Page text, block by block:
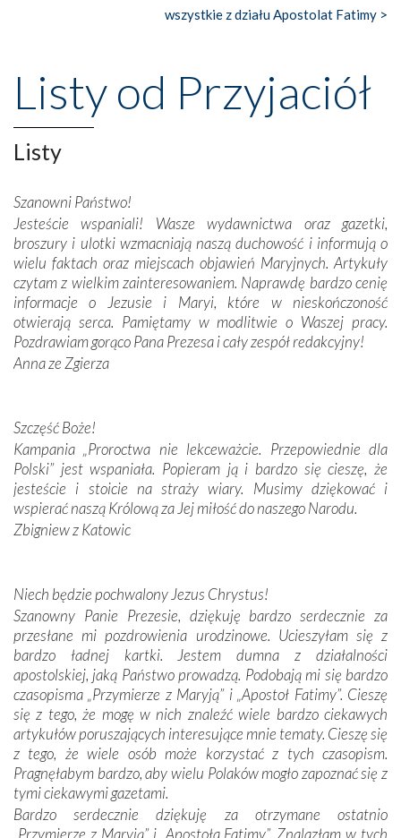
przeniosły nas do czasów, gdy świątynie bez wątpienia
wznoszono na chwałę Bożą, na przykład – w podzięce za
Opatrznościową pomoc w wygranej bitwie o
niepodległość kraju. Zachwyt budziła potężna, a zarazem
misterna architektura tych monumentalnych dzieł,
połączenie talentów z wytrwałością i pracowitością
budowniczych.
Podążyliśmy też śladami fatimskich wizjonerów – Łucji
dos Santos oraz świętych Hiacynty i Franciszka Marto.
Modliliśmy się przy ich grobach. Odprawiliśmy Drogę
Krzyżową w ich rodzinnych stronach, odwiedziliśmy
domy, w których żyli.
Darczyńców w ramach akcji „Twoje światło w Fatimie”.
Podczas tej kilkudniowej wyprawy na każdym kroku
spotykaliśmy się z serdeczną otwartością
Portugalczyków. Podziwialiśmy ich ludową sztukę i
zwyczaje. Mimo że nasze kraje są od siebie bardzo
oddalone, w żaden sposób nie czuliśmy się obco.
wspólnej wierze. Podczas wyjazdów do historycznych
miejsc, które znalazły się na trasie naszej pielgrzymki,
mieliśmy okazję przekonać się, że Maryja swoją opieką
otacza nie tylko nasz naród, lecz wszystkie nacje, które
się Jej ufnie oddają, a także każdą osobę, która zawierza
Jej siebie oraz swych bliskich.
Dzieje Portugalii to również historia wierności Bogu i
odstępstw, także w życiu władców. Trudne momenty w
wymiarze tak osobistym, jak i zbiorowym, przypominają o
konieczności ciągłego zabiegania o własną duszę i o łaskę
Opatrzności. Wierność przynosi pomyślność –
przynajmniej w życiu duchowym. Odstępstwo owocuje
wszystkie z działu Apostolat Fatimy >
Listy od Przyjaciół
Listy
Szanowni Państwo!
Jesteście wspaniali! Wasze wydawnictwa oraz gazetki,
broszury i ulotki wzmacniają naszą duchowość i informują o
wielu faktach oraz miejscach objawień Maryjnych. Artykuły
czytam z wielkim zainteresowaniem. Naprawdę bardzo cenię
informacje o Jezusie i Maryi, które w nieskończoność
otwierają serca. Pamiętamy w modlitwie o Waszej pracy.
Pozdrawiam gorąco Pana Prezesa i cały zespół redakcyjny!
Anna ze Zgierza
Szczęść Boże!
Kampania „Proroctwa nie lekceważcie. Przepowiednie dla
Polski” jest wspaniała. Popieram ją i bardzo się cieszę, że
jesteście i stoicie na straży wiary. Musimy dziękować i
wspierać naszą Królową za Jej miłość do naszego Narodu.
Zbigniew z Katowic
Niech będzie pochwalony Jezus Chrystus!
Szanowny Panie Prezesie, dziękuję bardzo serdecznie za
przesłane mi pozdrowienia urodzinowe. Ucieszyłam się z
bardzo ładnej kartki. Jestem dumna z działalności
apostolskiej, jaką Państwo prowadzą. Podobają mi się bardzo
czasopisma „Przymierze z Maryją” i „Apostoł Fatimy”. Cieszę
się z tego, że mogę w nich znaleźć wiele bardzo ciekawych
artykułów poruszających interesujące mnie tematy. Cieszę się
z tego, że wiele osób może korzystać z tych czasopism.
Pragnęłabym bardzo, aby wielu Polaków mogło zapoznać się z
tymi ciekawymi gazetami.
Bardzo serdecznie dziękuję za otrzymane ostatnio
„Przymierze z Maryją” i „Apostoła Fatimy”. Znalazłam w tych